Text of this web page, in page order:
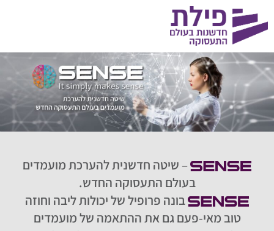
– שיטה חדשנית להערכת מועמדים
בעולם התעסוקה החדש.
בונה פרופיל של יכולות ליבה וחוזה
טוב מאי-פעם גם את ההתאמה של מועמדים